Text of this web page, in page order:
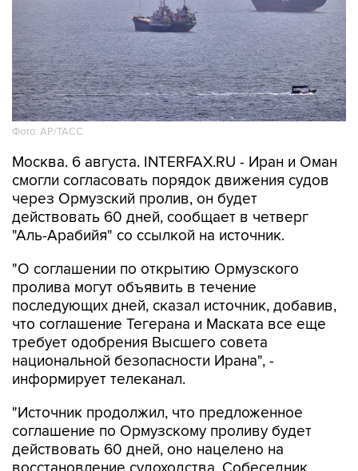
Фото: AP/ТАСС
Москва. 6 августа. INTERFAX.RU - Иран и Оман
смогли согласовать порядок движения судов
через Ормузский пролив, он будет
действовать 60 дней, сообщает в четверг
"Аль-Арабийя" со ссылкой на источник.
"О соглашении по открытию Ормузского
пролива могут объявить в течение
последующих дней, сказал источник, добавив,
что соглашение Тегерана и Маската все еще
требует одобрения Высшего совета
национальной безопасности Ирана", -
информирует телеканал.
"Источник продолжил, что предложенное
соглашение по Ормузскому проливу будет
действовать 60 дней, оно нацелено на